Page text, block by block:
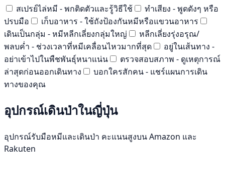
สเปรย์ไล่หมี - พกติดตัวและรู้วิธีใช้
ทำเสียง - พูดดังๆ หรือ
ปรบมือ
เก็บอาหาร - ใช้ถังป้องกันหมีหรือแขวนอาหาร
เดินเป็นกลุ่ม - หมีหลีกเลี่ยงกลุ่มใหญ่
หลีกเลี่ยงรุ่งอรุณ/
พลบค่ำ - ช่วงเวลาที่หมีเคลื่อนไหวมากที่สุด
อยู่ในเส้นทาง -
อย่าเข้าไปในพืชพันธุ์หนาแน่น
ตรวจสอบสภาพ - ดูเหตุการณ์
ล่าสุดก่อนออกเดินทาง
บอกใครสักคน - แชร์แผนการเดิน
ทางของคุณ
อุปกรณ์เดินป่าในญี่ปุ่น
อุปกรณ์รับมือหมีและเดินป่า คะแนนสูงบน Amazon และ
Rakuten